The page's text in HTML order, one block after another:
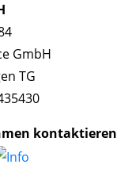
GmbH
TG
kontaktieren